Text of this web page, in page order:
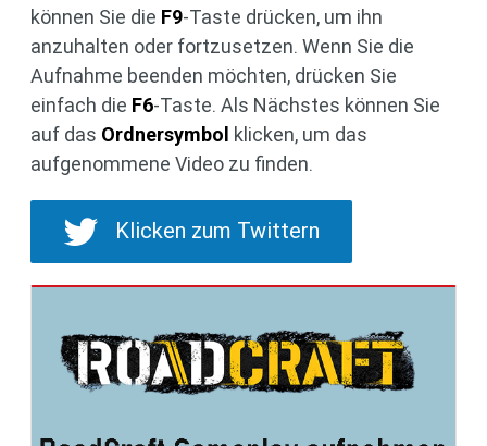
können Sie die F9-Taste drücken, um ihn
anzuhalten oder fortzusetzen. Wenn Sie die
Aufnahme beenden möchten, drücken Sie
einfach die F6-Taste. Als Nächstes können Sie
auf das Ordnersymbol klicken, um das
aufgenommene Video zu finden.
Klicken zum Twittern